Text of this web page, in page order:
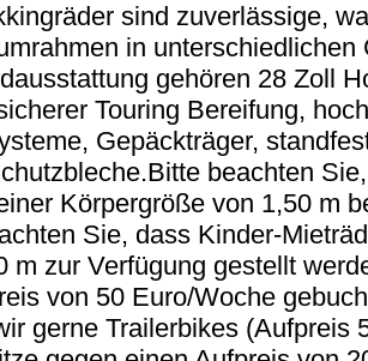
sind zuverlässige,
in unterschiedlichen
gehören 28 Zoll
Touring Bereifung,
Gepäckträger,
beachten
Körpergröße von 1,50 m
Sie, dass Kinder-
m zur Verfügung gestellt
von 50 Euro/Woche
gerne Trailerbikes (Aufpreis